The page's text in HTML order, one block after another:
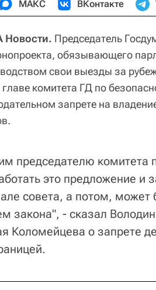
МАКС ВКонтакте
Председатель
обязывающего
свои выезды за
комитета ГД по
запрете на
председателю комитета
это предложение и
совета, а потом, может
закона", - сказал
Коломейцева о запрете